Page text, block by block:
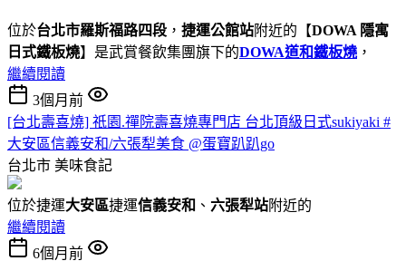
位於台北市羅斯福路四段 ， 捷運公館站附近的【DOWA 隱寓
日式鐵板燒】是武賞餐飲集團旗下的DOWA道和鐵板燒 ，
繼續閱讀
3個月前
[台北壽喜燒] 祇園.禪院壽喜燒專門店 台北頂級日式sukiyaki #
大安區信義安和/六張犁美食 @蛋寶趴趴go
台北市 美味食記
位於捷運大安區捷運信義安和 、 六張犁站附近的
繼續閱讀
6個月前